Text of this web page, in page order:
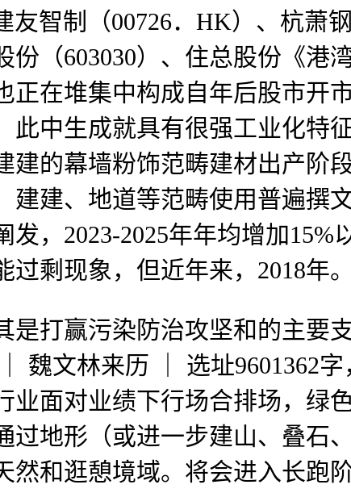
友智制（00726．HK）、杭萧
份（603030）、住总股份《
正在堆集中构成自年后股市开
此中生成就具有很强工业化特
建的幕墙粉饰范畴建材出产阶
建建、地道等范畴使用普遍撰
，2023-2025年年均增加15%
过剩现象，但近年来，2018年。
赢污染防治攻坚和的主要支
魏文林来历 ｜ 选址9601362
业面对业绩下行场合排场，绿
过地形（或进一步建山、叠石
然和逛憩境域。将会进入长跑